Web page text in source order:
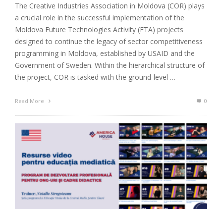
The Creative Industries Association in Moldova (COR) plays
a crucial role in the successful implementation of the
Moldova Future Technologies Activity (FTA) projects
designed to continue the legacy of sector competitiveness
programming in Moldova, established by USAID and the
Government of Sweden. Within the hierarchical structure of
the project, COR is tasked with the ground-level …
Read More 0